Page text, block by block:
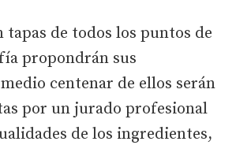
tapas de todos los puntos de
propondrán sus
centenar de ellos serán
por un jurado profesional
de los ingredientes,